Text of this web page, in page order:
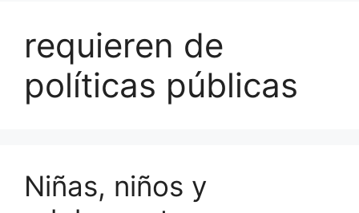
requieren de
políticas públicas
Niñas, niños y